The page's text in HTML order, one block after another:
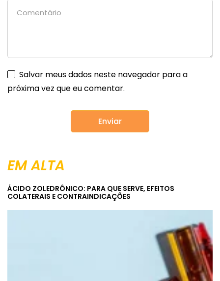
Salvar meus dados neste navegador para a
próxima vez que eu comentar.
EM ALTA
ÁCIDO ZOLEDRÔNICO: PARA QUE SERVE, EFEITOS
COLATERAIS E CONTRAINDICAÇÕES